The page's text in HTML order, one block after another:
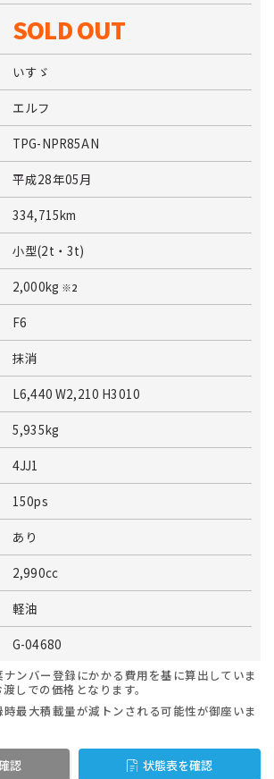
SOLD OUT
いすゞ
エルフ
TPG-NPR85AN
平成28年05月
334,715km
小型(2t・3t)
2,000kg ※2
F6
抹消
L6,440 W2,210 H3010
5,935kg
4JJ1
150ps
あり
2,990cc
軽油
G-04680
ンバー登録にかかる費用を基に算出していま
しでの価格となります。
最大積載量が減トンされる可能性が御座いま
認 状態表を確認